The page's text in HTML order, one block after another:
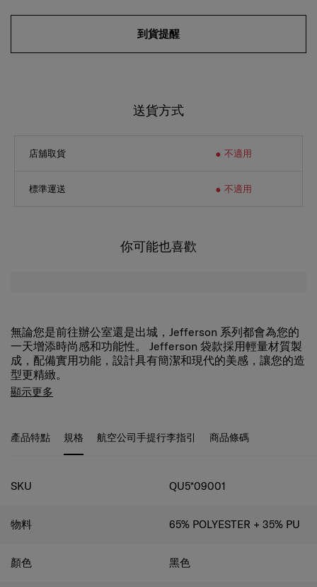
到貨提醒
送貨方式
店舖取貨 不適用
標準運送 不適用
你可能也喜歡
無論您是前往辦公室還是出城，Jefferson 系列都會為您的
一天增添時尚感和功能性。 Jefferson 袋款採用輕量材質製
成，配備實用功能，設計具有簡潔和現代的美感，讓您的造
型更精緻。
Jefferson 超薄公事包採用簡約設計，並配有現代圓邊。 它
層與內側和外側的多口袋結合，為工作和外出提供了充足的
收納選擇。可拆卸、可調節肩帶讓您可以靈活地將其用作單
肩袋或斜揹袋。
顯示更多
產品特點 規格 航空公司手提行李指引 商品條碼
規格
SKU QU5*09001
物料 65% POLYESTER + 35% PU
顏色 黑色